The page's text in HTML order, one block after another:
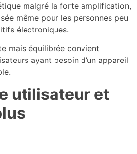
malgré la forte amplification,
même pour les personnes peu
électroniques.
mais équilibrée convient
ayant besoin d’un appareil
utilisateur et